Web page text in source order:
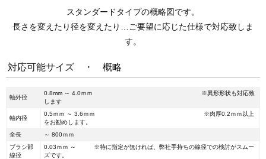
スタンダードタイプの概略図です。
長さを変えたり径を変えたり…ご要望に応じた仕様で対応致しま
す。
対応可能サイズ ・ 概略
軸外径
0.8mm ～ 4.0ｍｍ ※異形形状も対応致
します
軸内径
0.5ｍｍ ～ 3.6ｍｍ ※肉厚0.2ｍｍ以上
をお勧めします。
全長
～ 800ｍｍ
ブラシ部
線径
0.03ｍｍ ～ ※特に指定が無ければ、弊社手持ちの線径での検討がスムー
ズです。